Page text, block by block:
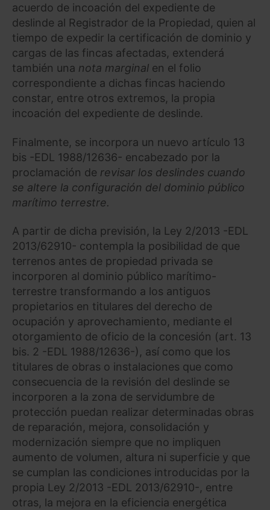
acuerdo de incoación del expediente de
deslinde al Registrador de la Propiedad, quien al
tiempo de expedir la certificación de dominio y
cargas de las fincas afectadas, extenderá
también una nota marginal en el folio
correspondiente a dichas fincas haciendo
constar, entre otros extremos, la propia
incoación del expediente de deslinde.
Finalmente, se incorpora un nuevo artículo 13
bis -EDL 1988/12636- encabezado por la
proclamación de revisar los deslindes cuando
se altere la configuración del dominio público
marítimo terrestre.
A partir de dicha previsión, la Ley 2/2013 -EDL
2013/62910- contempla la posibilidad de que
terrenos antes de propiedad privada se
incorporen al dominio público marítimo-
terrestre transformando a los antiguos
propietarios en titulares del derecho de
ocupación y aprovechamiento, mediante el
otorgamiento de oficio de la concesión (art. 13
bis. 2 -EDL 1988/12636-), así como que los
titulares de obras o instalaciones que como
consecuencia de la revisión del deslinde se
incorporen a la zona de servidumbre de
protección puedan realizar determinadas obras
de reparación, mejora, consolidación y
modernización siempre que no impliquen
aumento de volumen, altura ni superficie y que
se cumplan las condiciones introducidas por la
propia Ley 2/2013 -EDL 2013/62910-, entre
otras, la mejora en la eficiencia energética